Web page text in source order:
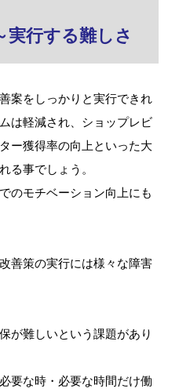
実行する難しさ
案をしっかりと実行できれ
は軽減され、ショップレビ
ー獲得率の向上といった大
る事でしょう。
のモチベーション向上にも
善策の実行には様々な障害
が難しいという課題があり
要な時・必要な時間だけ働